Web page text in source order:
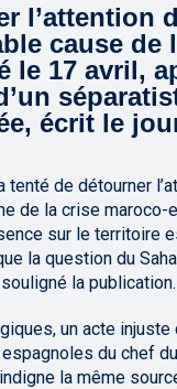
l’attention
cause de
le 17 avril,
écrit le
tenté de détourner
de la crise maroco-
sur le territoire
la question du
la publication.
un acte
du chef
la même